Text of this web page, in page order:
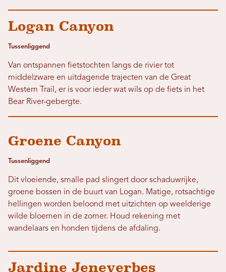
Logan Canyon
Tussenliggend
Van ontspannen fietstochten langs de rivier tot
middelzware en uitdagende trajecten van de Great
Western Trail, er is voor ieder wat wils op de fiets in het
Bear River-gebergte.
Groene Canyon
Tussenliggend
Dit vloeiende, smalle pad slingert door schaduwrijke,
groene bossen in de buurt van Logan. Matige, rotsachtige
hellingen worden beloond met uitzichten op weelderige
wilde bloemen in de zomer. Houd rekening met
wandelaars en honden tijdens de afdaling.
Jardine Jeneverbes